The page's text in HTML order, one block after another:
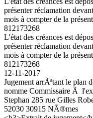
présenter réclamation
mois à compter de la
812173268
L'état des créances est
présenter réclamation
mois à compter de la
812173268
12-11-2017
Jugement arrÃªtant le plan
nomme Commissaire Ã
Stephan 285 rue Gilles
52030 30915 NÃ®mes